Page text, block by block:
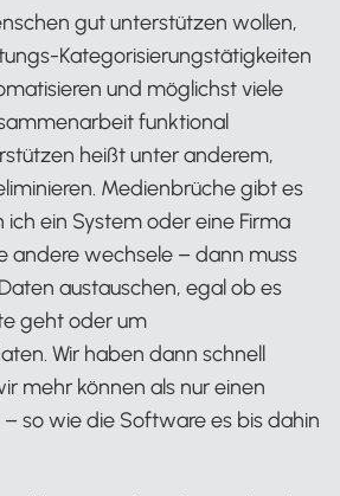
gut unterstützen wollen,
Kategorisierungstätigkeiten
und möglichst viele
funktional
heißt unter anderem,
Medienbrüche gibt es
ein System oder eine Firma
andere wechsele – dann muss
austauschen, egal ob es
geht oder um
Wir haben dann schnell
mehr können als nur einen
so wie die Software es bis dahin